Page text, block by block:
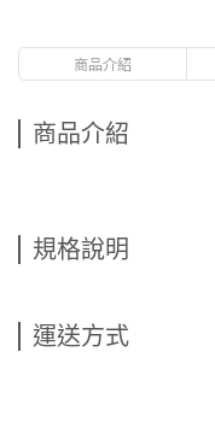
商品介紹
商品介紹
規格說明
運送方式